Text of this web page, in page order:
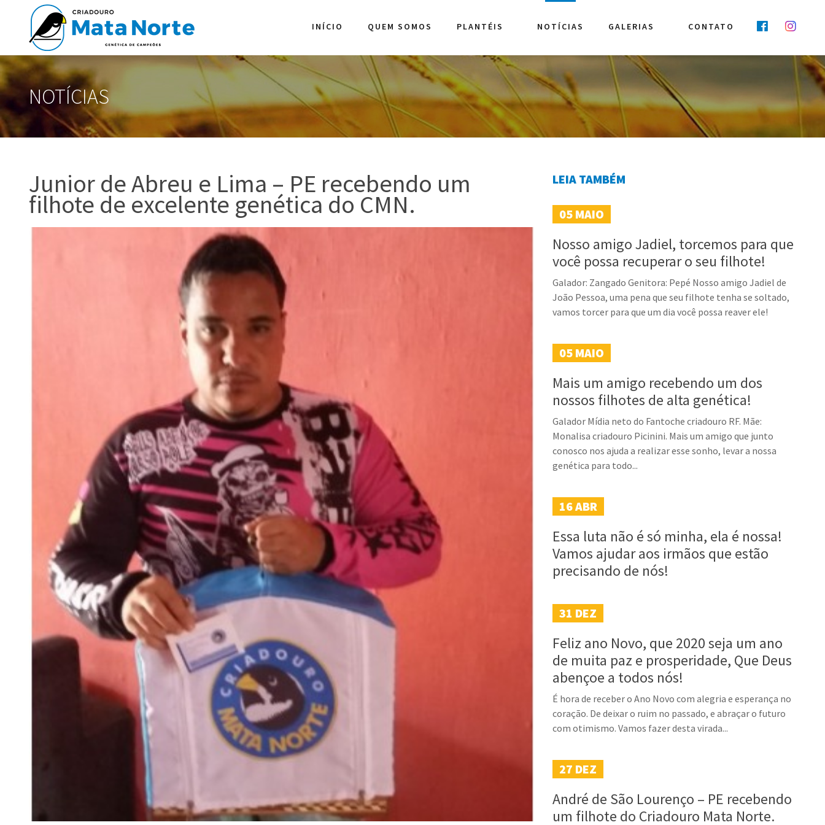
INÍCIO QUEM SOMOS PLANTÉIS NOTÍCIAS GALERIAS CONTATO
NOTÍCIAS
Junior de Abreu e Lima – PE recebendo um
filhote de excelente genética do CMN.
LEIA TAMBÉM
05 MAIO
Nosso amigo Jadiel, torcemos para que
você possa recuperar o seu filhote!
Galador: Zangado Genitora: Pepé Nosso amigo Jadiel de
João Pessoa, uma pena que seu filhote tenha se soltado,
vamos torcer para que um dia você possa reaver ele!
05 MAIO
Mais um amigo recebendo um dos
nossos filhotes de alta genética!
Galador Mídia neto do Fantoche criadouro RF. Mãe:
Monalisa criadouro Picinini. Mais um amigo que junto
conosco nos ajuda a realizar esse sonho, levar a nossa
genética para todo...
16ABR
Essa luta não é só minha, ela é nossa!
Vamos ajudar aos irmãos que estão
precisando de nós!
31 DEZ
Feliz ano Novo, que 2020 seja um ano
de muita paz e prosperidade, Que Deus
abençoe a todos nós!
É hora de receber o Ano Novo com alegria e esperança no
coração. De deixar o ruim no passado, e abraçar o futuro
com otimismo. Vamos fazer desta virada...
27 DEZ
André de São Lourenço – PE recebendo
um filhote do Criadouro Mata Norte.